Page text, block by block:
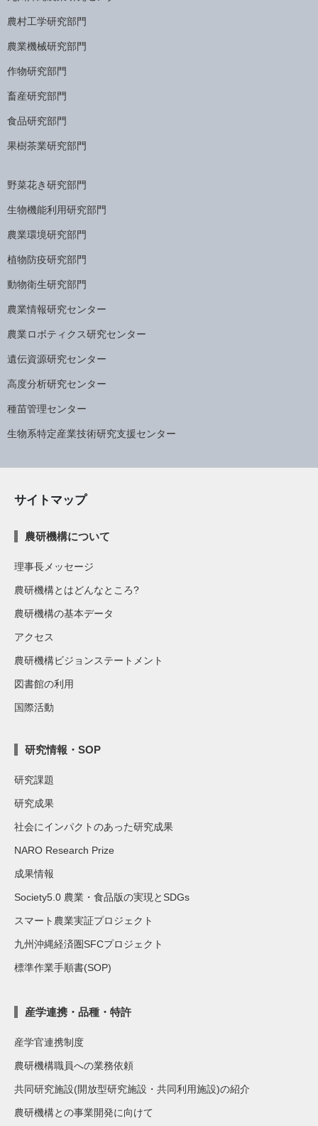
農村工学研究部門
農業機械研究部門
作物研究部門
畜産研究部門
食品研究部門
果樹茶業研究部門
野菜花き研究部門
生物機能利用研究部門
農業環境研究部門
植物防疫研究部門
動物衛生研究部門
農業情報研究センター
農業ロボティクス研究センター
遺伝資源研究センター
高度分析研究センター
種苗管理センター
生物系特定産業技術研究支援センター
サイトマップ
農研機構について
理事長メッセージ
農研機構とはどんなところ?
農研機構の基本データ
アクセス
農研機構ビジョンステートメント
図書館の利用
国際活動
研究情報・SOP
研究課題
研究成果
社会にインパクトのあった研究成果
NARO Research Prize
成果情報
Society5.0 農業・食品版の実現とSDGs
スマート農業実証プロジェクト
九州沖縄経済圏SFCプロジェクト
標準作業手順書(SOP)
産学連携・品種・特許
産学官連携制度
農研機構職員への業務依頼
共同研究施設(開放型研究施設・共同利用施設)の紹介
農研機構との事業開発に向けて